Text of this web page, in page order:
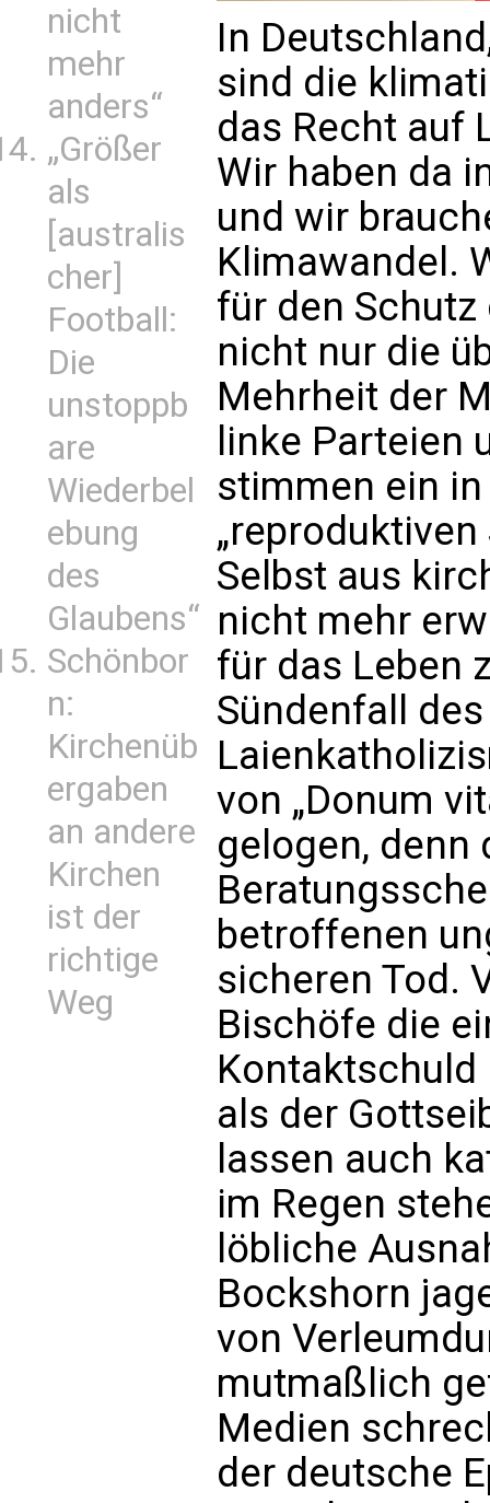
nicht
mehr
anders“
„Größer
als
[australis
cher]
Football:
Die
unstoppb
are
Wiederbel
ebung
des
Glaubens“
Schönbor
n:
Kirchenüb
ergaben
an andere
Kirchen
ist der
richtige
Weg
In
sind die
das Recht auf
Wir haben da
und wir
Klimawandel.
für den
nicht nur die
Mehrheit der
linke Parteien
stimmen ein
Selbst aus
nicht mehr
für das Leben
Sündenfall
von „Donum
gelogen, denn
betroffenen
sicheren Tod.
Bischöfe die
als der
lassen auch
im Regen
löbliche
Bockshorn
von
mutmaßlich
Medien
der deutsche